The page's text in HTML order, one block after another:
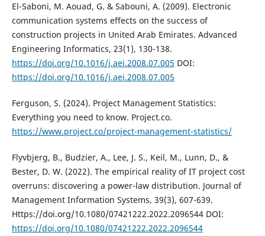
El-Saboni, M. Aouad, G. & Sabouni, A. (2009). Electronic
communication systems effects on the success of
construction projects in United Arab Emirates. Advanced
Engineering Informatics, 23(1), 130-138.
https://doi.org/10.1016/j.aei.2008.07.005 DOI:
https://doi.org/10.1016/j.aei.2008.07.005
Ferguson, S. (2024). Project Management Statistics:
Everything you need to know. Project.co.
https://www.project.co/project-management-statistics/
Flyvbjerg, B., Budzier, A., Lee, J. S., Keil, M., Lunn, D., &
Bester, D. W. (2022). The empirical reality of IT project cost
overruns: discovering a power-law distribution. Journal of
Management Information Systems, 39(3), 607-639.
Https://doi.org/10.1080/07421222.2022.2096544 DOI:
https://doi.org/10.1080/07421222.2022.2096544